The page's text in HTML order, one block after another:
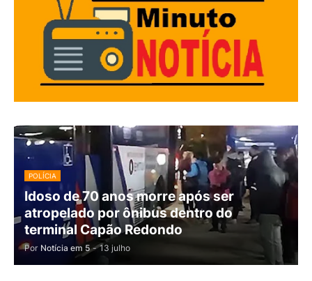
POLÍCIA
Idoso de 70 anos morre após ser
atropelado por ônibus dentro do
terminal Capão Redondo
Por Notícia em 5 - 13 julho